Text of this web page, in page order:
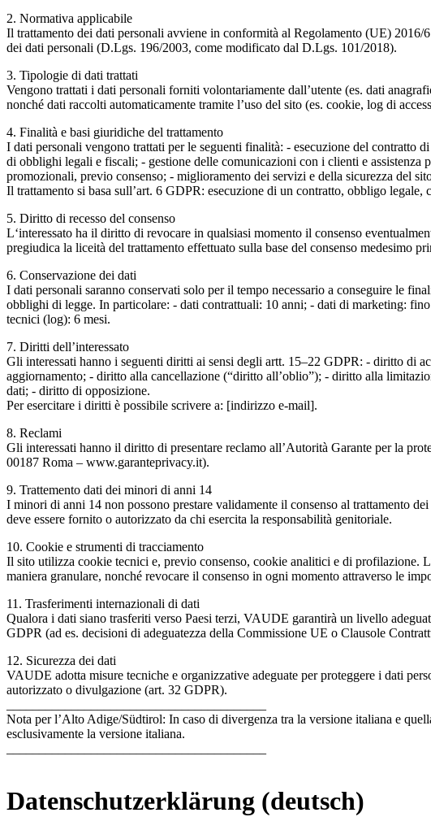
2. Normativa applicabile
Il trattamento dei dati personali avviene in conformità al Regolamento (UE)
dei dati personali (D.Lgs. 196/2003, come modificato dal D.Lgs. 101/2018).
3. Tipologie di dati trattati
Vengono trattati i dati personali forniti volontariamente dall’utente (es. dati
nonché dati raccolti automaticamente tramite l’uso del sito (es. cookie, log di
4. Finalità e basi giuridiche del trattamento
I dati personali vengono trattati per le seguenti finalità: - esecuzione del contratto
di obblighi legali e fiscali; - gestione delle comunicazioni con i clienti e assistenza
promozionali, previo consenso; - miglioramento dei servizi e della sicurezza del
Il trattamento si basa sull’art. 6 GDPR: esecuzione di un contratto, obbligo legale,
5. Diritto di recesso del consenso
L‘interessato ha il diritto di revocare in qualsiasi momento il consenso
pregiudica la liceità del trattamento effettuato sulla base del consenso medesimo
6. Conservazione dei dati
I dati personali saranno conservati solo per il tempo necessario a conseguire le
obblighi di legge. In particolare: - dati contrattuali: 10 anni; - dati di marketing:
tecnici (log): 6 mesi.
7. Diritti dell’interessato
Gli interessati hanno i seguenti diritti ai sensi degli artt. 15–22 GDPR: - diritto di
aggiornamento; - diritto alla cancellazione (“diritto all’oblio”); - diritto alla
dati; - diritto di opposizione.
Per esercitare i diritti è possibile scrivere a: [indirizzo e-mail].
8. Reclami
Gli interessati hanno il diritto di presentare reclamo all’Autorità Garante per la
00187 Roma – www.garanteprivacy.it).
9. Trattemento dati dei minori di anni 14
I minori di anni 14 non possono prestare validamente il consenso al trattamento
deve essere fornito o autorizzato da chi esercita la responsabilità genitoriale.
10. Cookie e strumenti di tracciamento
Il sito utilizza cookie tecnici e, previo consenso, cookie analitici e di profilazione.
maniera granulare, nonché revocare il consenso in ogni momento attraverso le
11. Trasferimenti internazionali di dati
Qualora i dati siano trasferiti verso Paesi terzi, VAUDE garantirà un livello
GDPR (ad es. decisioni di adeguatezza della Commissione UE o Clausole
12. Sicurezza dei dati
VAUDE adotta misure tecniche e organizzative adeguate per proteggere i dati
autorizzato o divulgazione (art. 32 GDPR).
Nota per l’Alto Adige/Südtirol: In caso di divergenza tra la versione italiana e
esclusivamente la versione italiana.
Datenschutzerklärung (deutsch)